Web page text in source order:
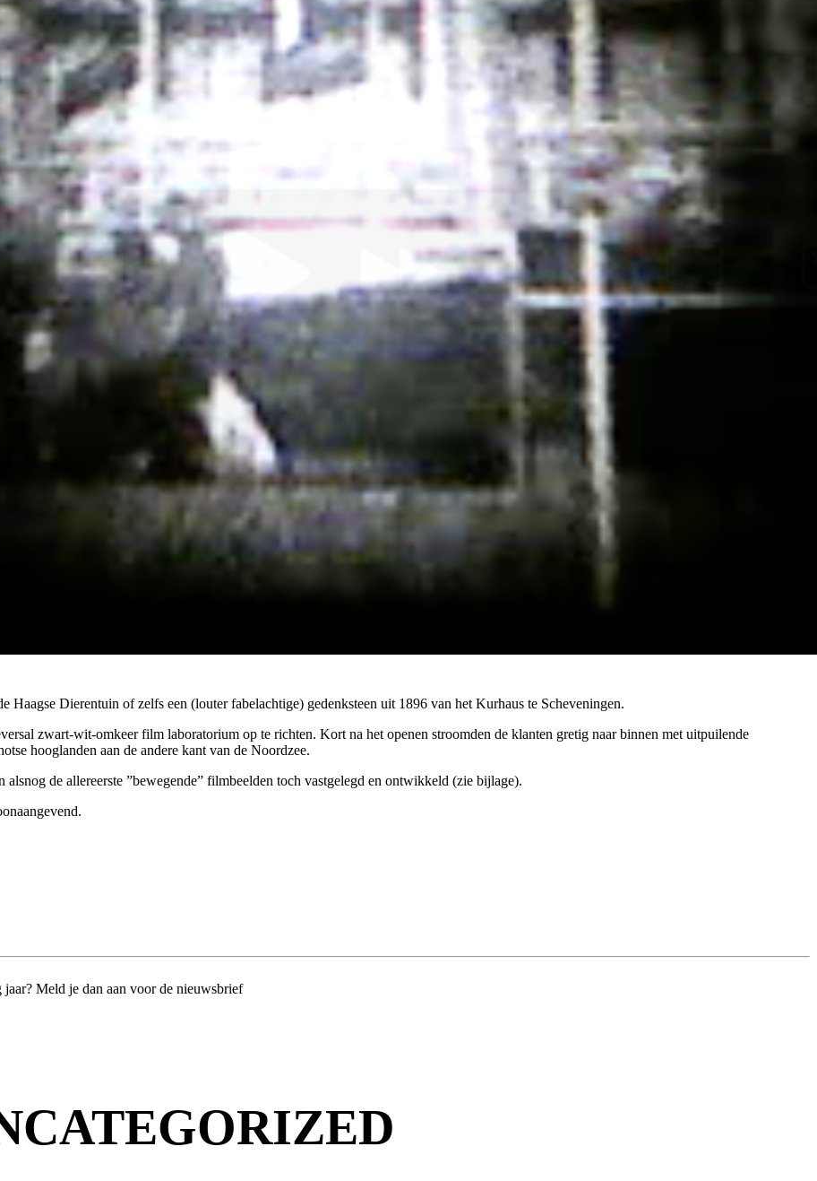
Dierentuin of zelfs een (louter fabelachtige) gedenksteen uit 1896 van het Kurhaus te Scheveningen.
zwart-wit-omkeer film laboratorium op te richten. Kort na het openen stroomden de klanten gretig naar binnen met uitpuilende
hooglanden aan de andere kant van de Noordzee.
de allereerste ”bewegende” filmbeelden toch vastgelegd en ontwikkeld (zie bijlage).
Meld je dan aan voor de nieuwsbrief